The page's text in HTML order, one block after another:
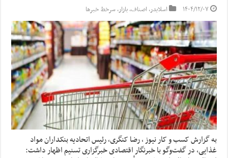
۱۴۰۴/۱۲/۰۷ اسلایدر,اصناف,بازار,سرخط خبرها
به گزارش کسب و کار نیوز ، رضا کنگری، رئیس اتحادیه بنکداران مواد
غذایی، در گفت‌وگو با خبرنگار اقتصادی خبرگزاری تسنیم اظهار داشت: